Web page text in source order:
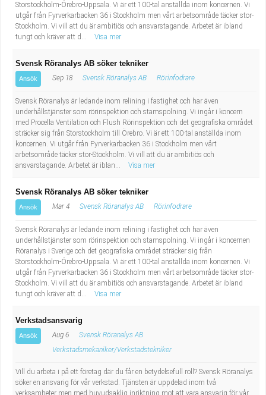
Storstockholm-Örebro-Uppsala. Vi är ett 100-tal anställda inom koncernen. Vi
utgår från Fyrverkarbacken 36 i Stockholm men vårt arbetsområde täcker stor-
Stockholm. Vi vill att du är ambitiös och ansvarstagande. Arbetet är ibland
tungt och kräver att d...
Visa mer
Svensk Röranalys AB söker tekniker
Ansök Sep 18 Svensk Röranalys AB Rörinfodrare
Svensk Röranalys är ledande inom relining i fastighet och har även
underhållstjänster som rörinspektion och stamspolning. Vi ingår i koncern
med Procella Ventilation och Flush Rörinspektion och det geografiska området
sträcker sig från Storstockholm till Örebro. Vi är ett 100-tal anställda inom
koncernen. Vi utgår från Fyrverkarbacken 36 i Stockholm men vårt
arbetsområde täcker stor-Stockholm. Vi vill att du är ambitiös och
ansvarstagande. Arbetet är iblan...
Visa mer
Svensk Röranalys AB söker tekniker
Ansök Mar 4 Svensk Röranalys AB Rörinfodrare
Svensk Röranalys är ledande inom relining i fastighet och har även
underhållstjänster som rörinspektion och stamspolning. Vi ingår i koncernen
Röranalys i Sverige och det geografiska området sträcker sig från
Storstockholm-Örebro-Uppsala. Vi är ett 100-tal anställda inom koncernen. Vi
utgår från Fyrverkarbacken 36 i Stockholm men vårt arbetsområde täcker stor-
Stockholm. Vi vill att du är ambitiös och ansvarstagande. Arbetet är ibland
tungt och kräver att d...
Visa mer
Verkstadsansvarig
Ansök Aug 6
Svensk Röranalys AB
Verkstadsmekaniker/Verkstadstekniker
Vill du arbeta i på ett företag där du får en betydelsefull roll? Svensk Röranalys
söker en ansvarig för vår verkstad. Tjänsten är uppdelad inom två
verksamheter men med huvudsaklig inriktning mot att vara ansvarig för vår